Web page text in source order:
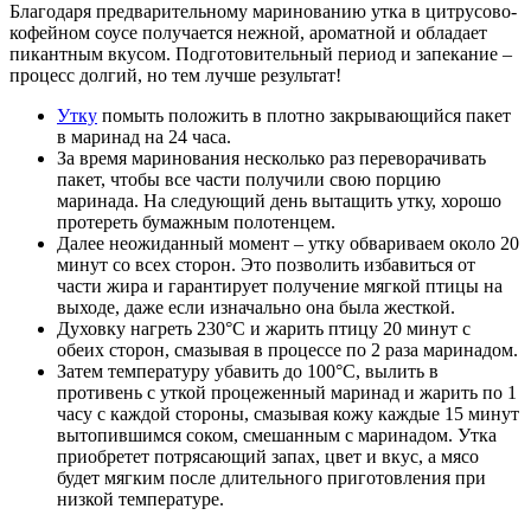
Благодаря предварительному маринованию утка в цитрусово-
кофейном соусе получается нежной, ароматной и обладает
пикантным вкусом. Подготовительный период и запекание –
процесс долгий, но тем лучше результат!
Утку помыть положить в плотно закрывающийся пакет
в маринад на 24 часа.
За время маринования несколько раз переворачивать
пакет, чтобы все части получили свою порцию
маринада. На следующий день вытащить утку, хорошо
протереть бумажным полотенцем.
Далее неожиданный момент – утку обвариваем около 20
минут со всех сторон. Это позволить избавиться от
части жира и гарантирует получение мягкой птицы на
выходе, даже если изначально она была жесткой.
Духовку нагреть 230°С и жарить птицу 20 минут с
обеих сторон, смазывая в процессе по 2 раза маринадом.
Затем температуру убавить до 100°С, вылить в
противень с уткой процеженный маринад и жарить по 1
часу с каждой стороны, смазывая кожу каждые 15 минут
вытопившимся соком, смешанным с маринадом. Утка
приобретет потрясающий запах, цвет и вкус, а мясо
будет мягким после длительного приготовления при
низкой температуре.